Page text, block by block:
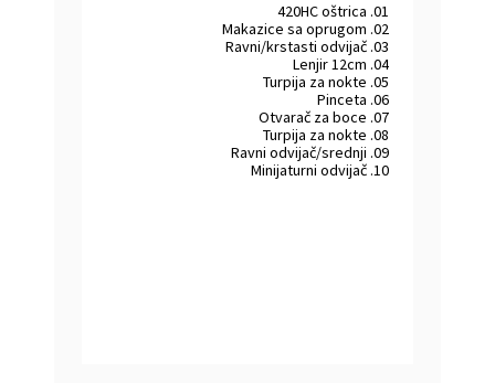
01
.
420HC oštrica
02
.
Makazice sa oprugom
03
.
Ravni/krstasti odvijač
04
.
Lenjir 12cm
05
.
Turpija za nokte
06
.
Pinceta
07
.
Otvarač za boce
08
.
Turpija za nokte
09
.
Ravni odvijač/srednji
10
.
Minijaturni odvijač